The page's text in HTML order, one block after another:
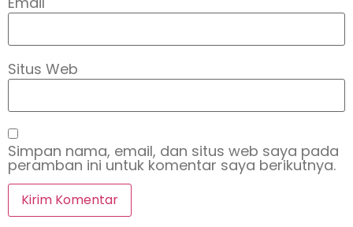
Situs Web
Simpan nama, email, dan situs web saya pada
peramban ini untuk komentar saya berikutnya.